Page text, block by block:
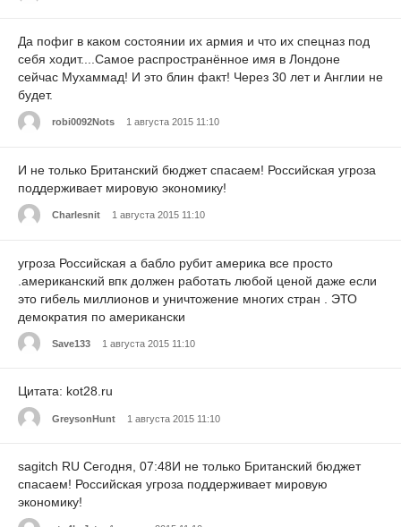
Да пофиг в каком состоянии их армия и что их спецназ под
себя ходит....Самое распространённое имя в Лондоне
сейчас Мухаммад! И это блин факт! Через 30 лет и Англии не
будет.
robi0092Nots 1 августа 2015 11:10
И не только Британский бюджет спасаем! Российская угроза
поддерживает мировую экономику!
Charlesnit 1 августа 2015 11:10
угроза Российская а бабло рубит америка все просто
.американский впк должен работать любой ценой даже если
это гибель миллионов и уничтожение многих стран . ЭТО
демократия по американски
Save133 1 августа 2015 11:10
Цитата: kot28.ru
GreysonHunt 1 августа 2015 11:10
sagitch RU Сегодня, 07:48И не только Британский бюджет
спасаем! Российская угроза поддерживает мировую
экономику!